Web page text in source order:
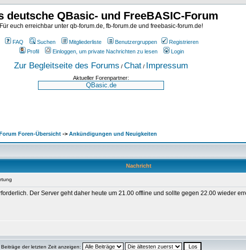
deutsche QBasic- und FreeBASIC-Forum
Für euch erreichbar unter qb-forum.de, fb-forum.de und freebasic-forum.de!
FAQ Suchen Mitgliederliste Benutzergruppen
Registrieren
Profil
Einloggen, um private Nachrichten zu lesen Login
Zur Begleitseite des Forums / Chat / Impressum
Aktueller Forenpartner:
Foren-Übersicht -> Ankündigungen und Neuigkeiten
Nachricht
Der Server geht daher heute um 21.00 offline und sollte gegen 22.00 wieder
Beiträge der letzten Zeit anzeigen: